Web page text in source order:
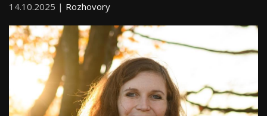
14.10.2025 | Rozhovory